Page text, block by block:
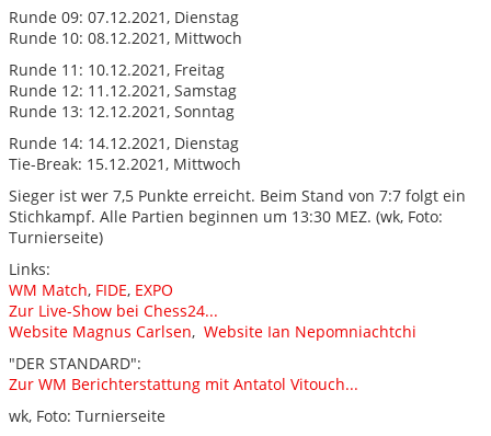
Runde 09: 07.12.2021, Dienstag
Runde 10: 08.12.2021, Mittwoch
Runde 11: 10.12.2021, Freitag
Runde 12: 11.12.2021, Samstag
Runde 13: 12.12.2021, Sonntag
Runde 14: 14.12.2021, Dienstag
Tie-Break: 15.12.2021, Mittwoch
Sieger ist wer 7,5 Punkte erreicht. Beim Stand von 7:7 folgt ein
Stichkampf. Alle Partien beginnen um 13:30 MEZ. (wk, Foto:
Turnierseite)
Links:
WM Match, FIDE, EXPO
Zur Live-Show bei Chess24...
Website Magnus Carlsen, Website Ian Nepomniachtchi
"DER STANDARD":
Zur WM Berichterstattung mit Antatol Vitouch...
wk, Foto: Turnierseite